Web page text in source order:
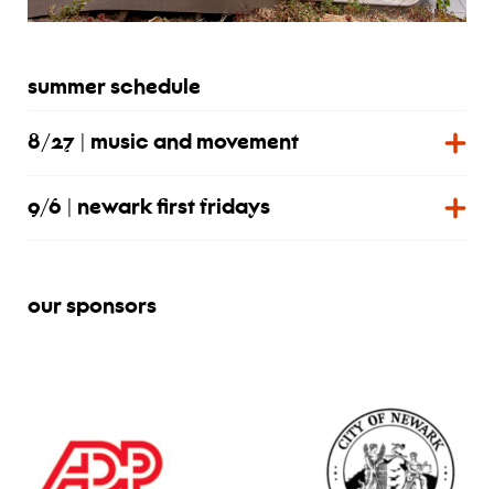
summer schedule
8/27 | music and movement
9/6 | newark first fridays
our sponsors